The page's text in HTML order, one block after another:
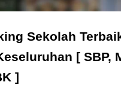
Sekolah
[ SBP,
]